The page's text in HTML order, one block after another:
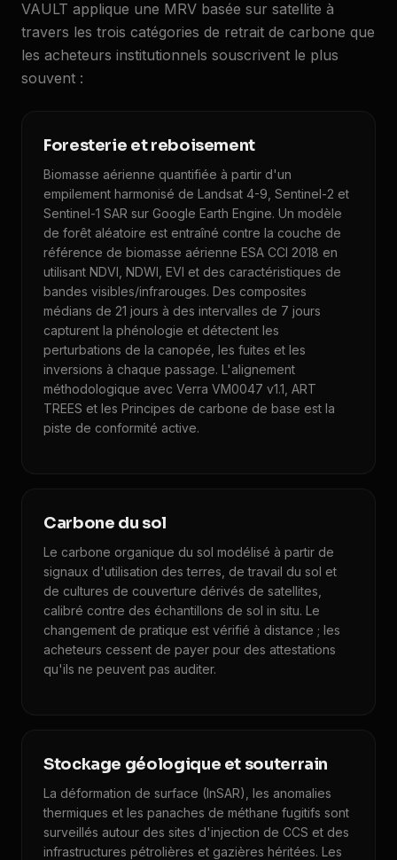
VAULT applique une MRV basée sur satellite à
travers les trois catégories de retrait de carbone que
les acheteurs institutionnels souscrivent le plus
souvent :
Foresterie et reboisement
Biomasse aérienne quantifiée à partir d'un
empilement harmonisé de Landsat 4-9, Sentinel-2 et
Sentinel-1 SAR sur Google Earth Engine. Un modèle
de forêt aléatoire est entraîné contre la couche de
référence de biomasse aérienne ESA CCI 2018 en
utilisant NDVI, NDWI, EVI et des caractéristiques de
bandes visibles/infrarouges. Des composites
médians de 21 jours à des intervalles de 7 jours
capturent la phénologie et détectent les
perturbations de la canopée, les fuites et les
inversions à chaque passage. L'alignement
méthodologique avec Verra VM0047 v1.1, ART
TREES et les Principes de carbone de base est la
piste de conformité active.
Carbone du sol
Le carbone organique du sol modélisé à partir de
signaux d'utilisation des terres, de travail du sol et
de cultures de couverture dérivés de satellites,
calibré contre des échantillons de sol in situ. Le
changement de pratique est vérifié à distance ; les
acheteurs cessent de payer pour des attestations
qu'ils ne peuvent pas auditer.
Stockage géologique et souterrain
La déformation de surface (InSAR), les anomalies
thermiques et les panaches de méthane fugitifs sont
surveillés autour des sites d'injection de CCS et des
infrastructures pétrolières et gazières héritées. Les